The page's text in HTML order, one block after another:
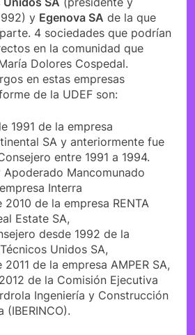
y Egenova SA de la que
4 sociedades que podrían
en la comunidad que
Dolores Cospedal.
en estas empresas
de la UDEF son:
1991 de la empresa
SA y anteriormente fue
entre 1991 a 1994.
Mancomunado
Interra
de la empresa RENTA
Estate SA,
desde 1992 de la
Unidos SA,
de la empresa AMPER SA,
de la Comisión Ejecutiva
Ingeniería y Construcción
(IBERINCO).